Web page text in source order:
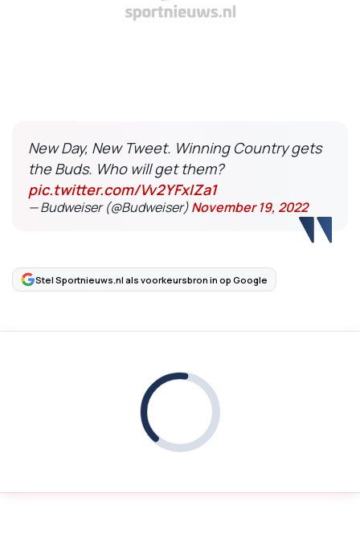
New Day, New Tweet. Winning Country gets
the Buds. Who will get them?
pic.twitter.com/Vv2YFxIZa1
— Budweiser (@Budweiser)November 19, 2022
Stel Sportnieuws.nl als voorkeursbron in op Google